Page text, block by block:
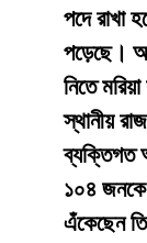
পদে রাখা
পড়েছে।
নিতে
স্থানীয়
ব্যক্তিগত
১০৪ জনকে
এঁকেছেন